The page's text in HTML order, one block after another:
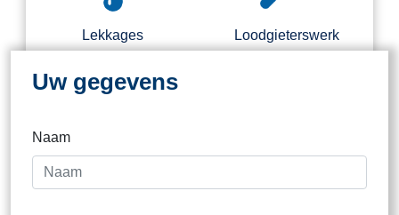
Lekkages Loodgieterswerk
Uw gegevens
Naam